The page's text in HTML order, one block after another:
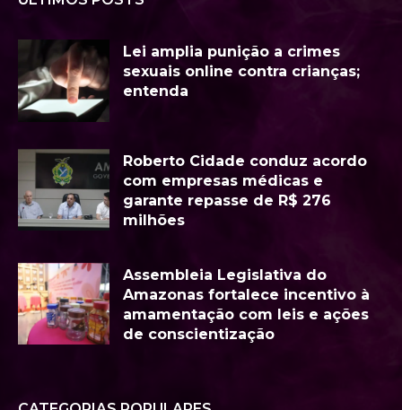
Lei amplia punição a crimes
sexuais online contra crianças;
entenda
Roberto Cidade conduz acordo
com empresas médicas e
garante repasse de R$ 276
milhões
Assembleia Legislativa do
Amazonas fortalece incentivo à
amamentação com leis e ações
de conscientização